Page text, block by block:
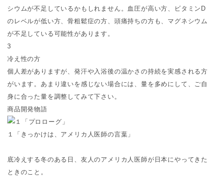
シウムが不足しているかもしれません。血圧が高い方、ビタミンD
のレベルが低い方、骨粗鬆症の方、頭痛持ちの方も、マグネシウム
が不足している可能性があります。
3
冷え性の方
個人差がありますが、発汗や入浴後の温かさの持続を実感される方
がいます。あまり違いを感じない場合には、量を多めにして、ご自
身に合った量を調整してみて下さい。
商品開発物語
１「きっかけは、アメリカ人医師の言葉」
底冷えする冬のある日、友人のアメリカ人医師が日本にやってきた
ときのこと。